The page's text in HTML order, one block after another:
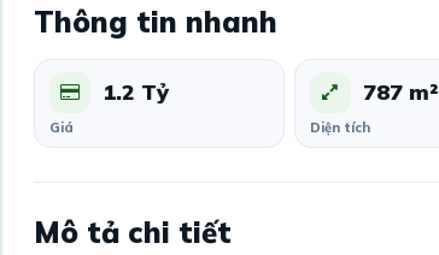
Thông tin nhanh
1.2 Tỷ
Giá
787 m²
Diện tích
Mô tả chi tiết